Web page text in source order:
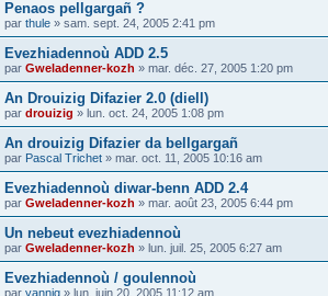
Penaos pellgargañ ?
par thule » sam. sept. 24, 2005 2:41 pm
Evezhiadennoù ADD 2.5
par Gweladenner-kozh » mar. déc. 27, 2005 1:20 pm
An Drouizig Difazier 2.0 (diell)
par drouizig » lun. oct. 24, 2005 1:08 pm
An drouizig Difazier da bellgargañ
par Pascal Trichet » mar. oct. 11, 2005 10:16 am
Evezhiadennoù diwar-benn ADD 2.4
par Gweladenner-kozh » mar. août 23, 2005 6:44 pm
Un nebeut evezhiadennoù
par Gweladenner-kozh » lun. juil. 25, 2005 6:27 am
Evezhiadennoù / goulennoù
par yannig » lun. juin 20, 2005 11:12 am